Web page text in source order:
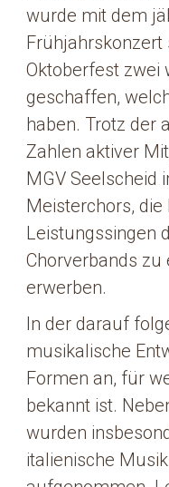
wurde mit dem
Frühjahrskonzert
Oktoberfest zwei
geschaffen,
haben. Trotz der
Zahlen aktiver
MGV Seelscheid
Meisterchors, die
Leistungssingen
Chorverbands zu
erwerben.
In der darauf
musikalische
Formen an, für
bekannt ist.
wurden
italienische